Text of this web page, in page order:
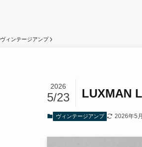
ヴィンテージアンプ
LUXMAN
2026
5/23
ヴィンテージアンプ 2026年5